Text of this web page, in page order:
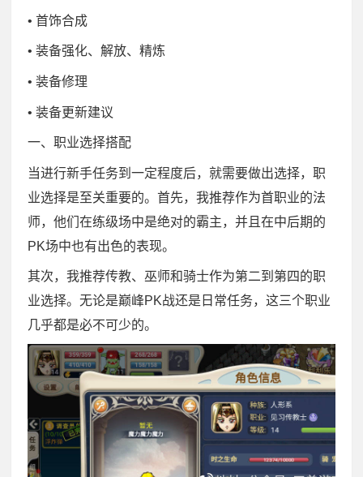
• 首饰合成
• 装备强化、解放、精炼
• 装备修理
• 装备更新建议
一、职业选择搭配
当进行新手任务到一定程度后，就需要做出选择，职
业选择是至关重要的。首先，我推荐作为首职业的法
师，他们在练级场中是绝对的霸主，并且在中后期的
PK场中也有出色的表现。
其次，我推荐传教、巫师和骑士作为第二到第四的职
业选择。无论是巅峰PK战还是日常任务，这三个职业
几乎都是必不可少的。